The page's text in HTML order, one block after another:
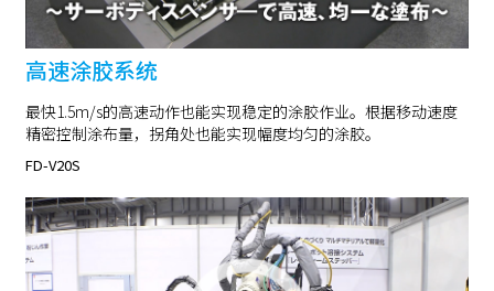
高速涂胶系统
最快1.5m/s的高速动作也能实现稳定的涂胶作业。根据移动速度
精密控制涂布量，拐角处也能实现幅度均匀的涂胶。
FD-V20S